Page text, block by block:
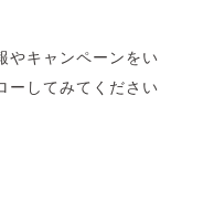
やキャンペーンをい
ーしてみてください